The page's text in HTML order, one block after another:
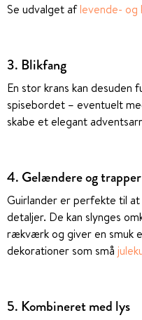
Se udvalget aflevende- og
3. Blikfang
En stor krans kan desuden
spisebordet – eventuelt
skabe et elegant
4. Gelændere og trapper
Guirlander er perfekte til
detaljer. De kan slynges
rækværk og giver en smuk
dekorationer som små
5. Kombineret med lys